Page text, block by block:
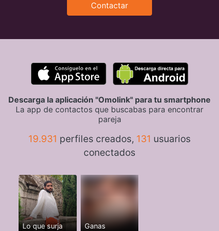
Contactar
Descarga la aplicación "Omolink" para tu smartphone
La app de contactos que buscabas para encontrar
pareja
19.931 perfiles creados, 131 usuarios
conectados
Lo que surja Ganas